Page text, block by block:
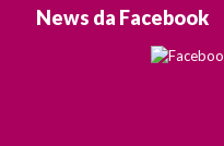
News da Facebook